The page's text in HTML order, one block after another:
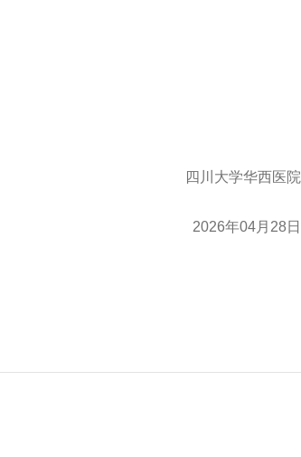
四川大学华西医院
2026年04月 28日